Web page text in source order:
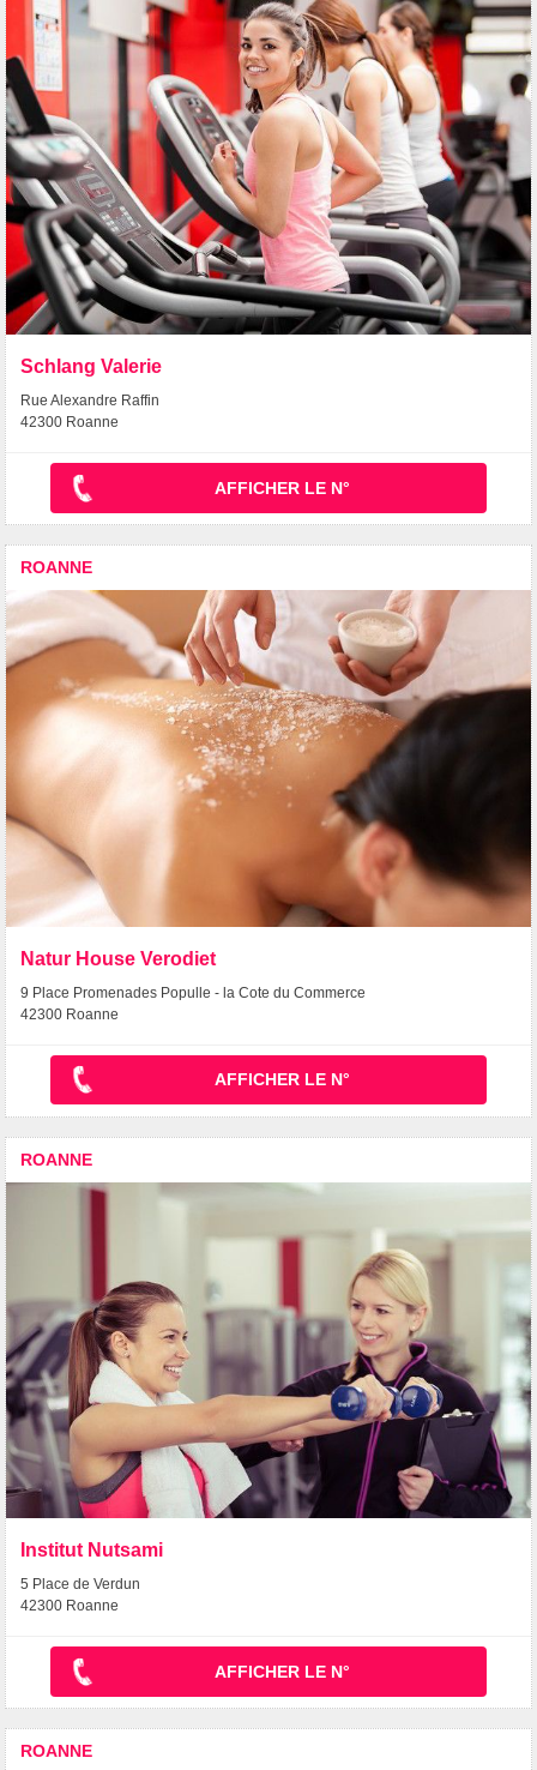
Schlang Valerie
Rue Alexandre Raffin
42300 Roanne
AFFICHER LE N°
ROANNE
Natur House Verodiet
9 Place Promenades Populle - la Cote du Commerce
42300 Roanne
AFFICHER LE N°
ROANNE
Institut Nutsami
5 Place de Verdun
42300 Roanne
AFFICHER LE N°
ROANNE